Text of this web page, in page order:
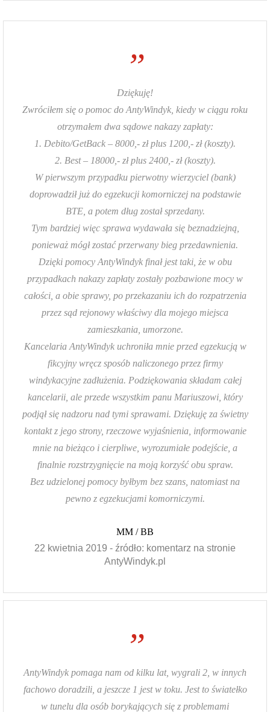
”
Dziękuję!
Zwróciłem się o pomoc do AntyWindyk, kiedy w ciągu roku
otrzymałem dwa sądowe nakazy zapłaty:
1. Debito/GetBack – 8000,- zł plus 1200,- zł (koszty).
2. Best – 18000,- zł plus 2400,- zł (koszty).
W pierwszym przypadku pierwotny wierzyciel (bank)
doprowadził już do egzekucji komorniczej na podstawie
BTE, a potem dług został sprzedany.
Tym bardziej więc sprawa wydawała się beznadziejną,
ponieważ mógł zostać przerwany bieg przedawnienia.
Dzięki pomocy AntyWindyk finał jest taki, że w obu
przypadkach nakazy zapłaty zostały pozbawione mocy w
całości, a obie sprawy, po przekazaniu ich do rozpatrzenia
przez sąd rejonowy właściwy dla mojego miejsca
zamieszkania, umorzone.
Kancelaria AntyWindyk uchroniła mnie przed egzekucją w
fikcyjny wręcz sposób naliczonego przez firmy
windykacyjne zadłużenia. Podziękowania składam całej
kancelarii, ale przede wszystkim panu Mariuszowi, który
podjął się nadzoru nad tymi sprawami. Dziękuję za świetny
kontakt z jego strony, rzeczowe wyjaśnienia, informowanie
mnie na bieżąco i cierpliwe, wyrozumiałe podejście, a
finalnie rozstrzygnięcie na moją korzyść obu spraw.
Bez udzielonej pomocy byłbym bez szans, natomiast na
pewno z egzekucjami komorniczymi.
MM / BB
22 kwietnia 2019 - źródło: komentarz na stronie
AntyWindyk.pl
”
AntyWindyk pomaga nam od kilku lat, wygrali 2, w innych
fachowo doradzili, a jeszcze 1 jest w toku. Jest to światełko
w tunelu dla osób borykających się z problemami